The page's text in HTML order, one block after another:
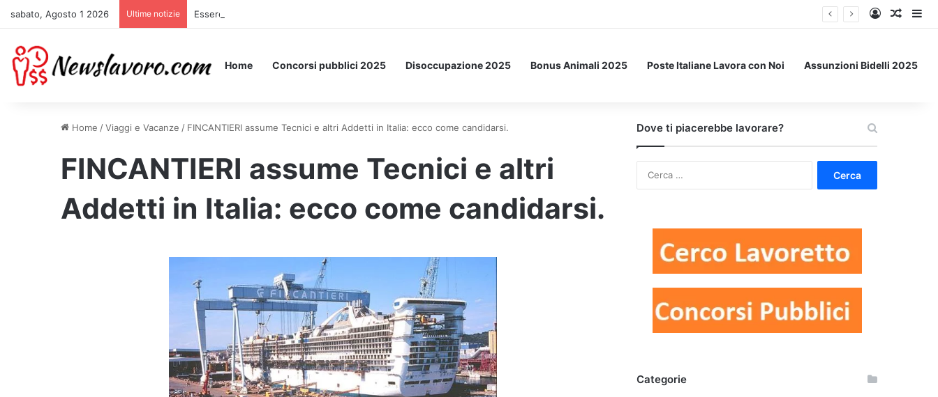
sabato, Agosto 1 2026 Ultime notizie Essere Pagati per Stare a Letto: ecco l’esperimento spaziale. Accedi
Un
Home Concorsi pubblici 2025 Disoccupazione 2025 Bonus Animali 2025 Poste Italiane Lavora con Noi Assunzioni Bidelli 2025
Home /Viaggi e Vacanze / FINCANTIERI assume Tecnici e altri Addetti in Italia: ecco come candidarsi.
FINCANTIERI assume Tecnici e altri
Addetti in Italia: ecco come candidarsi.
Dove ti piacerebbe lavorare?
Categorie